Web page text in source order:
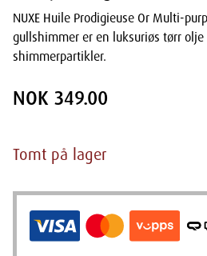
NUXE Huile Prodigieuse Or Multi-
gullshimmer er en luksuriøs tørr
shimmerpartikler.
NOK 349.00
Tomt på lager